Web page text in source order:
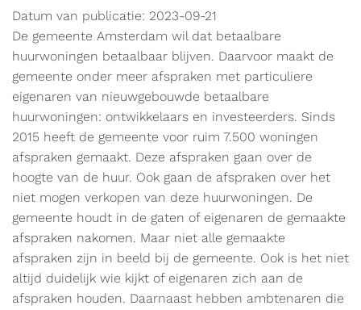
Datum van publicatie: 2023-09-21
De gemeente Amsterdam wil dat betaalbare
huurwoningen betaalbaar blijven. Daarvoor maakt de
gemeente onder meer afspraken met particuliere
eigenaren van nieuwgebouwde betaalbare
huurwoningen: ontwikkelaars en investeerders. Sinds
2015 heeft de gemeente voor ruim 7.500 woningen
afspraken gemaakt. Deze afspraken gaan over de
hoogte van de huur. Ook gaan de afspraken over het
niet mogen verkopen van deze huurwoningen. De
gemeente houdt in de gaten of eigenaren de gemaakte
afspraken nakomen. Maar niet alle gemaakte
afspraken zijn in beeld bij de gemeente. Ook is het niet
altijd duidelijk wie kijkt of eigenaren zich aan de
afspraken houden. Daarnaast hebben ambtenaren die